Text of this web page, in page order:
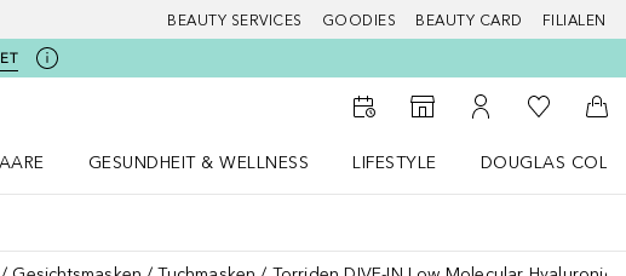
BEAUTY SERVICES GOODIES BEAUTY CARD FILIALEN
Zum Storefinder
Zu Meinem
Zu Meiner
GESUNDHEIT & WELLNESS
LIFESTYLE
DOUGLAS